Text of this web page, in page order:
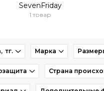
SevenFriday
1 товар
тг. Марка
Страна